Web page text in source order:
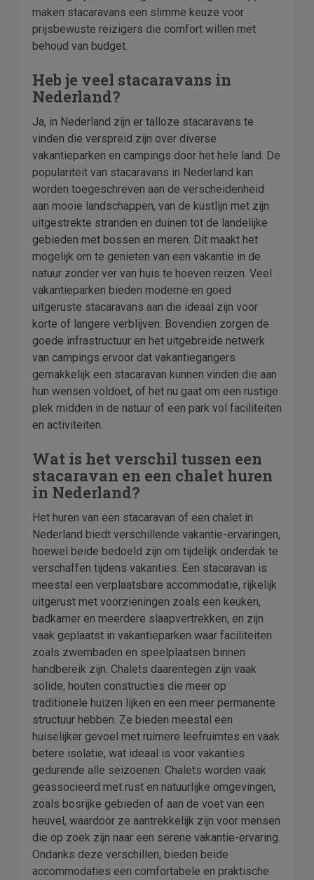
maken stacaravans een slimme keuze voor
prijsbewuste reizigers die comfort willen met
behoud van budget.
Heb je veel stacaravans in
Nederland?
Ja, in Nederland zijn er talloze stacaravans te
vinden die verspreid zijn over diverse
vakantieparken en campings door het hele land. De
populariteit van stacaravans in Nederland kan
worden toegeschreven aan de verscheidenheid
aan mooie landschappen, van de kustlijn met zijn
uitgestrekte stranden en duinen tot de landelijke
gebieden met bossen en meren. Dit maakt het
mogelijk om te genieten van een vakantie in de
natuur zonder ver van huis te hoeven reizen. Veel
vakantieparken bieden moderne en goed
uitgeruste stacaravans aan die ideaal zijn voor
korte of langere verblijven. Bovendien zorgen de
goede infrastructuur en het uitgebreide netwerk
van campings ervoor dat vakantiegangers
gemakkelijk een stacaravan kunnen vinden die aan
hun wensen voldoet, of het nu gaat om een rustige
plek midden in de natuur of een park vol faciliteiten
en activiteiten.
Wat is het verschil tussen een
stacaravan en een chalet huren
in Nederland?
Het huren van een stacaravan of een chalet in
Nederland biedt verschillende vakantie-ervaringen,
hoewel beide bedoeld zijn om tijdelijk onderdak te
verschaffen tijdens vakanties. Een stacaravan is
meestal een verplaatsbare accommodatie, rijkelijk
uitgerust met voorzieningen zoals een keuken,
badkamer en meerdere slaapvertrekken, en zijn
vaak geplaatst in vakantieparken waar faciliteiten
zoals zwembaden en speelplaatsen binnen
handbereik zijn. Chalets daarentegen zijn vaak
solide, houten constructies die meer op
traditionele huizen lijken en een meer permanente
structuur hebben. Ze bieden meestal een
huiselijker gevoel met ruimere leefruimtes en vaak
betere isolatie, wat ideaal is voor vakanties
gedurende alle seizoenen. Chalets worden vaak
geassocieerd met rust en natuurlijke omgevingen,
zoals bosrijke gebieden of aan de voet van een
heuvel, waardoor ze aantrekkelijk zijn voor mensen
die op zoek zijn naar een serene vakantie-ervaring.
Ondanks deze verschillen, bieden beide
accommodaties een comfortabele en praktische